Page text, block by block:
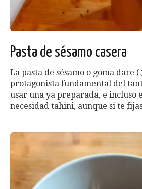
Pasta de sésamo casera
La pasta de sésamo o goma dare (
protagonista fundamental del
usar una ya preparada, e incluso
necesidad tahini, aunque si te